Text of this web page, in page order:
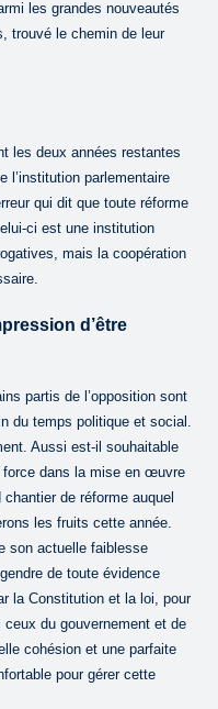
les grandes nouveautés
trouvé le chemin de leur
les deux années restantes
l’institution parlementaire
qui dit que toute réforme
ci est une institution
mais la coopération
d’être
partis de l’opposition sont
du temps politique et social.
Aussi est-il souhaitable
dans la mise en œuvre
de réforme auquel
les fruits cette année.
son actuelle faiblesse
de toute évidence
la Constitution et la loi, pour
du gouvernement et de
cohésion et une parfaite
pour gérer cette